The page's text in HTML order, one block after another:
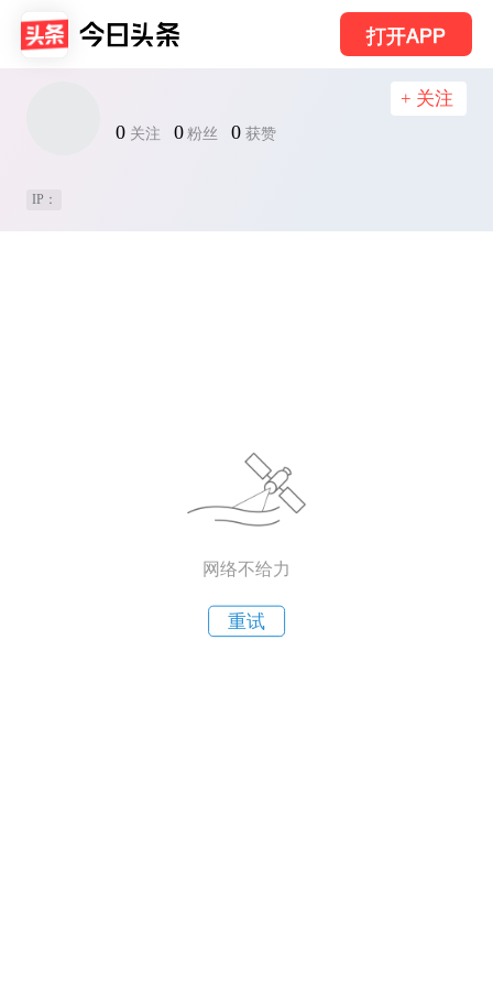
打开APP
0 关注 0 粉丝 0 获赞
+ 关注
IP：
网络不给力
重试